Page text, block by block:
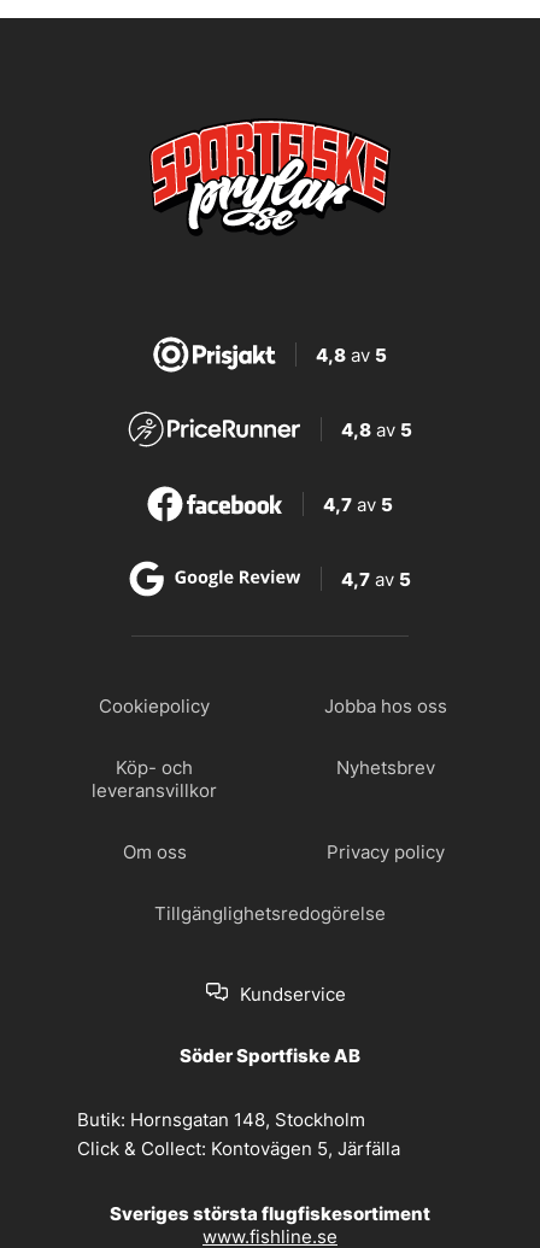
4,8av 5
4,8 av 5
4,7 av 5
4,7 av 5
Cookiepolicy Jobba hos oss
Köp- och
leveransvillkor
Nyhetsbrev
Om oss Privacy policy
Tillgänglighetsredogörelse
Kundservice
Söder Sportfiske AB
Butik: Hornsgatan 148, Stockholm
Click & Collect: Kontovägen 5, Järfälla
Sveriges största flugfiskesortiment
www.fishline.se